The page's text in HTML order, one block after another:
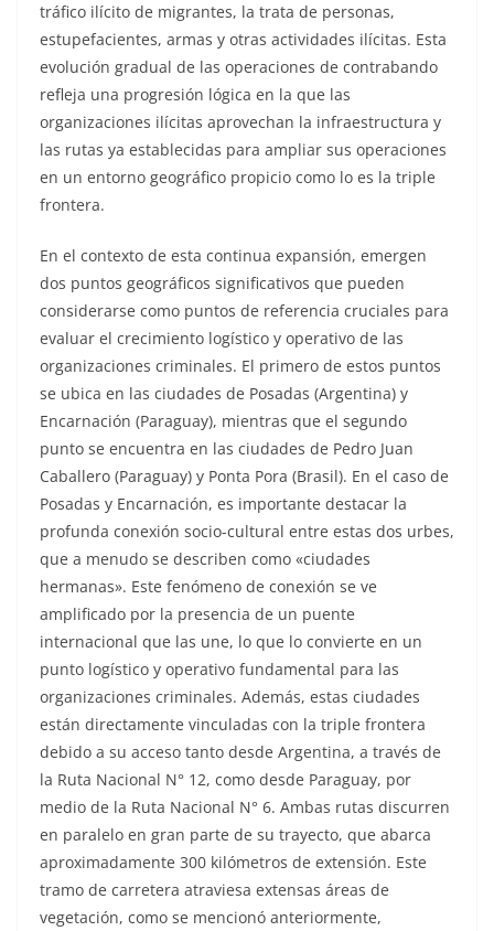
tráfico ilícito de migrantes, la trata de personas,
estupefacientes, armas y otras actividades ilícitas. Esta
evolución gradual de las operaciones de contrabando
refleja una progresión lógica en la que las
organizaciones ilícitas aprovechan la infraestructura y
las rutas ya establecidas para ampliar sus operaciones
en un entorno geográfico propicio como lo es la triple
frontera.
En el contexto de esta continua expansión, emergen
dos puntos geográficos significativos que pueden
considerarse como puntos de referencia cruciales para
evaluar el crecimiento logístico y operativo de las
organizaciones criminales. El primero de estos puntos
se ubica en las ciudades de Posadas (Argentina) y
Encarnación (Paraguay), mientras que el segundo
punto se encuentra en las ciudades de Pedro Juan
Caballero (Paraguay) y Ponta Pora (Brasil). En el caso de
Posadas y Encarnación, es importante destacar la
profunda conexión socio-cultural entre estas dos urbes,
que a menudo se describen como «ciudades
hermanas». Este fenómeno de conexión se ve
amplificado por la presencia de un puente
internacional que las une, lo que lo convierte en un
punto logístico y operativo fundamental para las
organizaciones criminales. Además, estas ciudades
están directamente vinculadas con la triple frontera
debido a su acceso tanto desde Argentina, a través de
la Ruta Nacional N° 12, como desde Paraguay, por
medio de la Ruta Nacional N° 6. Ambas rutas discurren
en paralelo en gran parte de su trayecto, que abarca
aproximadamente 300 kilómetros de extensión. Este
tramo de carretera atraviesa extensas áreas de
vegetación, como se mencionó anteriormente,